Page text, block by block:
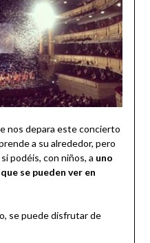
nos depara este concierto
a su alrededor, pero
podéis, con niños, a uno
se pueden ver en
se puede disfrutar de